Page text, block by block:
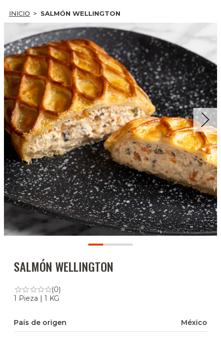
INICIO SALMÓN WELLINGTON
SALMÓN WELLINGTON
(0)
1 Pieza | 1 KG
País de origen México